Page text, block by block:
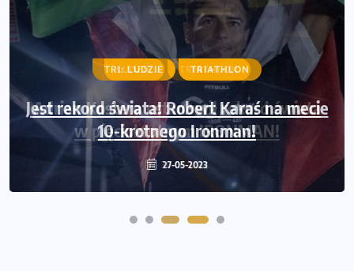
LUDZIE TRIATHLON
Adrian Kostera ustanowił rekord świata
w pięciokrotnym IRONMAN!
30-06-2022